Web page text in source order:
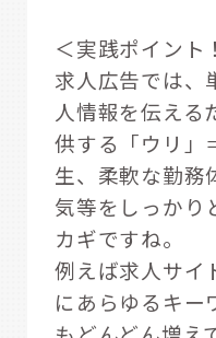
＜実践ポイント
求人広告では、
人情報を伝える
供する「ウリ」
生、柔軟な勤務
気等をしっかり
カギですね。
例えば求人サイ
にあらゆるキー